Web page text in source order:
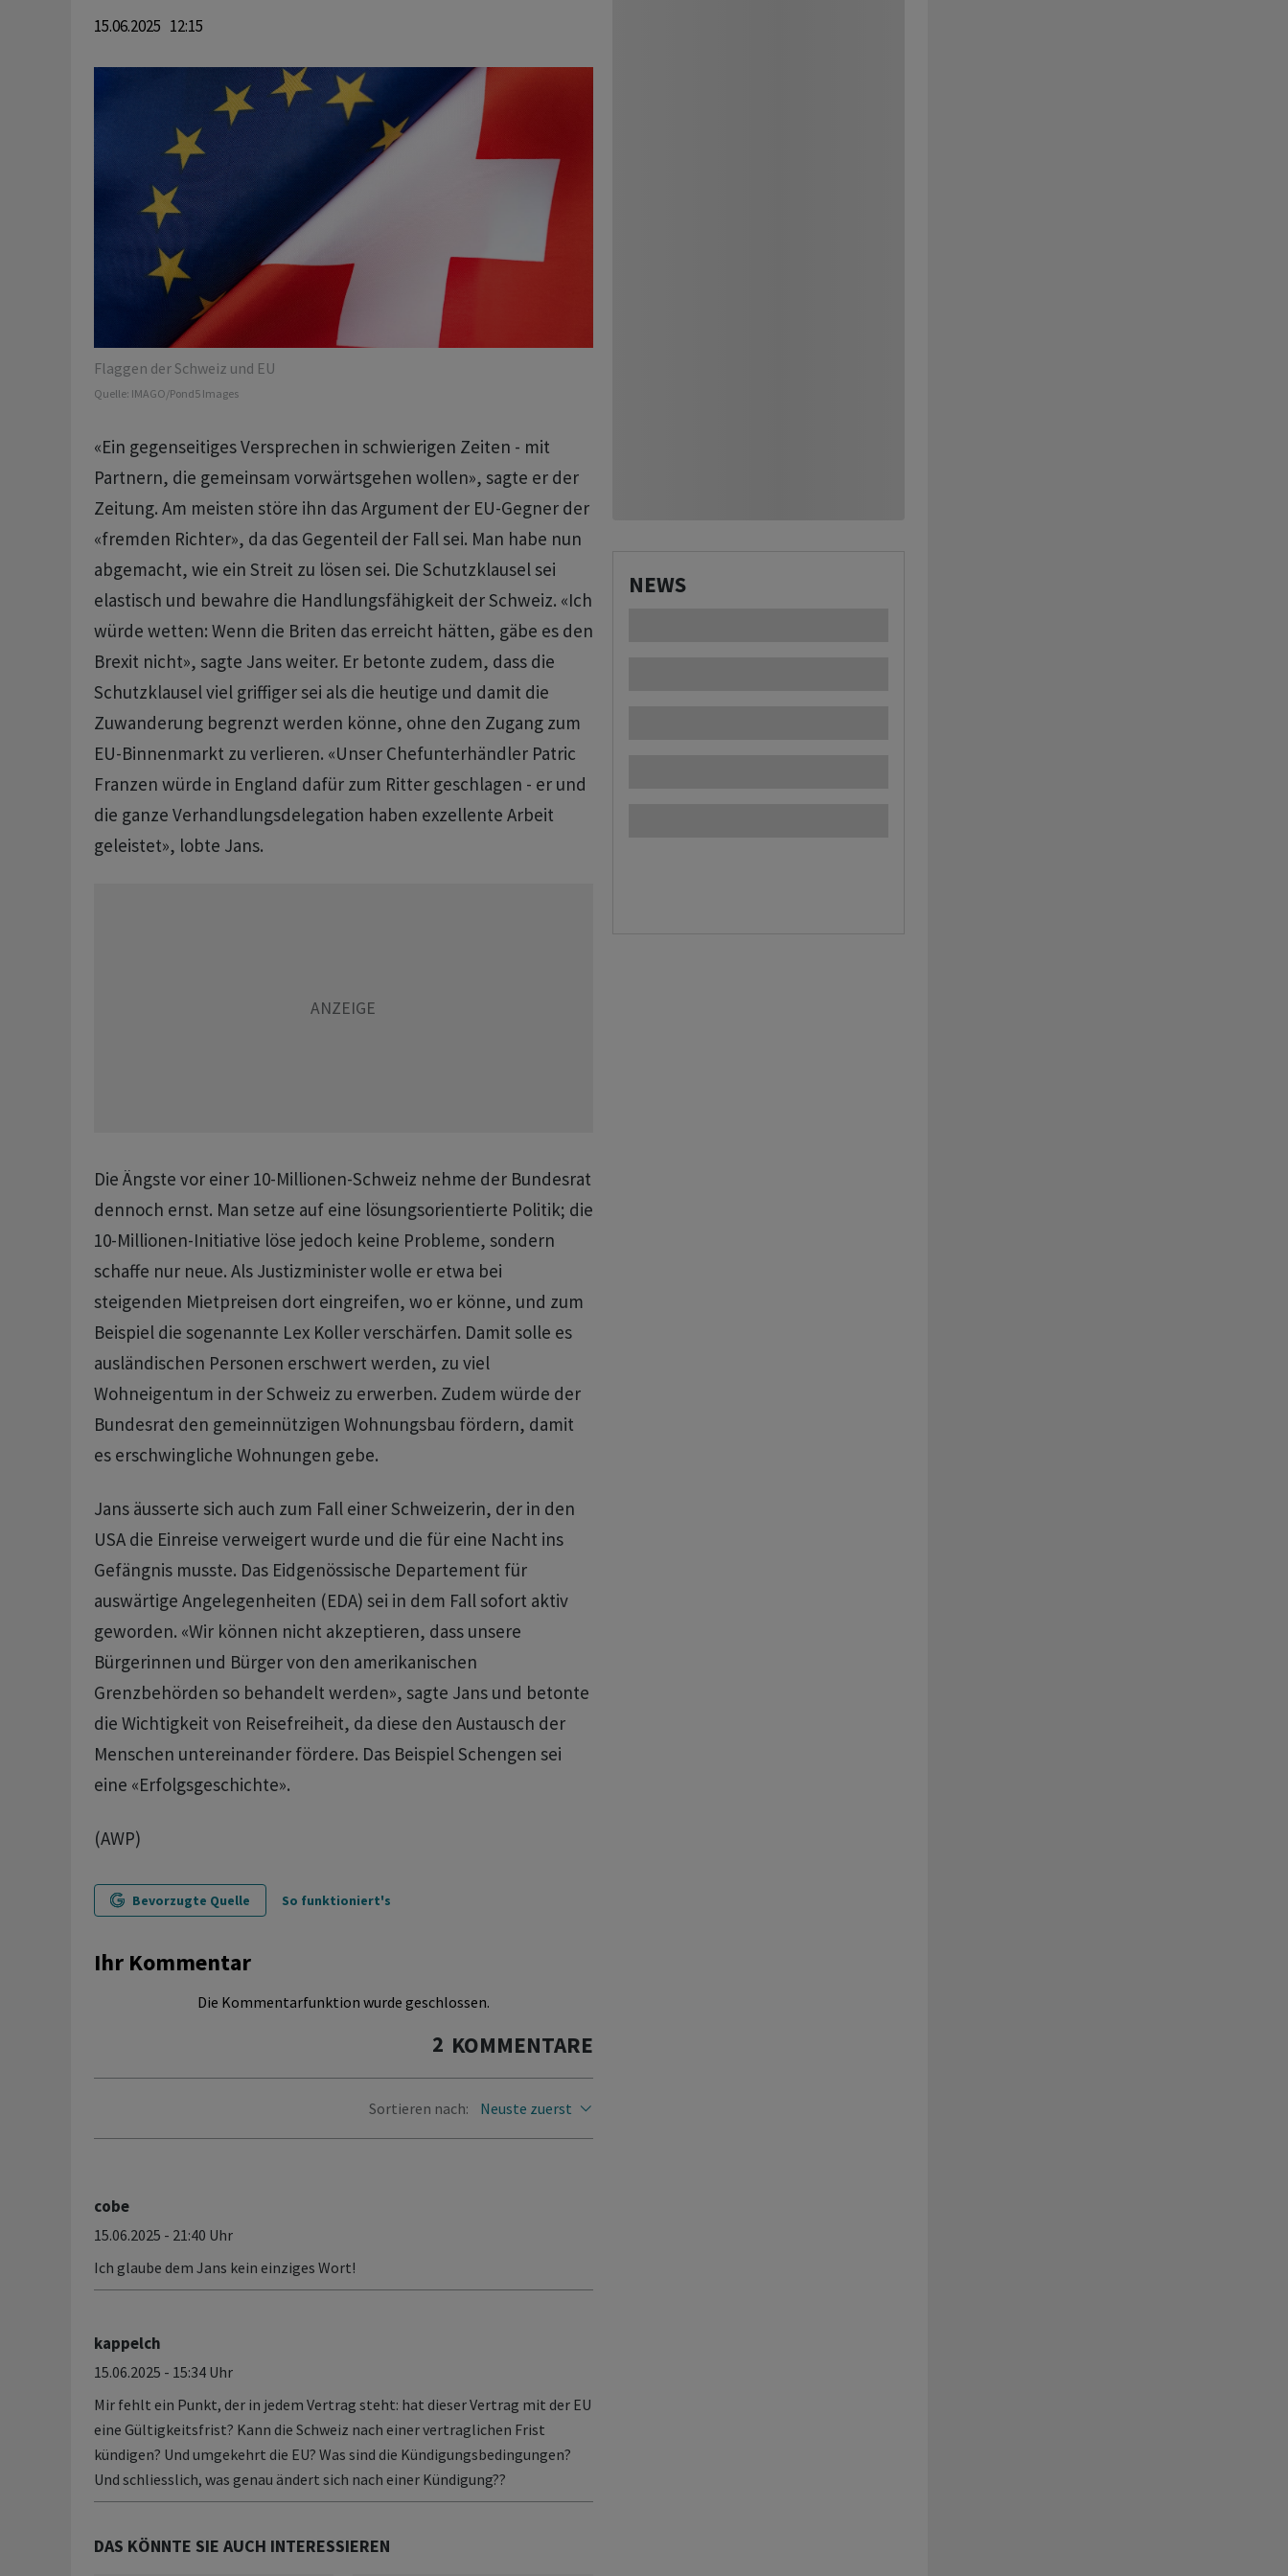
15.06.2025 12:15
Flaggen der Schweiz und EU
Quelle: IMAGO/Pond5 Images
«Ein gegenseitiges Versprechen in schwierigen Zeiten - mit
Partnern, die gemeinsam vorwärtsgehen wollen», sagte er der
Zeitung. Am meisten störe ihn das Argument der EU-Gegner der
«fremden Richter», da das Gegenteil der Fall sei. Man habe nun
abgemacht, wie ein Streit zu lösen sei. Die Schutzklausel sei
elastisch und bewahre die Handlungsfähigkeit der Schweiz. «Ich
würde wetten: Wenn die Briten das erreicht hätten, gäbe es den
Brexit nicht», sagte Jans weiter. Er betonte zudem, dass die
Schutzklausel viel griffiger sei als die heutige und damit die
Zuwanderung begrenzt werden könne, ohne den Zugang zum
EU-Binnenmarkt zu verlieren. «Unser Chefunterhändler Patric
Franzen würde in England dafür zum Ritter geschlagen - er und
die ganze Verhandlungsdelegation haben exzellente Arbeit
geleistet», lobte Jans.
Die Ängste vor einer 10-Millionen-Schweiz nehme der Bundesrat
dennoch ernst. Man setze auf eine lösungsorientierte Politik; die
10-Millionen-Initiative löse jedoch keine Probleme, sondern
schaffe nur neue. Als Justizminister wolle er etwa bei
steigenden Mietpreisen dort eingreifen, wo er könne, und zum
Beispiel die sogenannte Lex Koller verschärfen. Damit solle es
ausländischen Personen erschwert werden, zu viel
Wohneigentum in der Schweiz zu erwerben. Zudem würde der
Bundesrat den gemeinnützigen Wohnungsbau fördern, damit
es erschwingliche Wohnungen gebe.
Jans äusserte sich auch zum Fall einer Schweizerin, der in den
USA die Einreise verweigert wurde und die für eine Nacht ins
Gefängnis musste. Das Eidgenössische Departement für
auswärtige Angelegenheiten (EDA) sei in dem Fall sofort aktiv
geworden. «Wir können nicht akzeptieren, dass unsere
Bürgerinnen und Bürger von den amerikanischen
Grenzbehörden so behandelt werden», sagte Jans und betonte
die Wichtigkeit von Reisefreiheit, da diese den Austausch der
Menschen untereinander fördere. Das Beispiel Schengen sei
eine «Erfolgsgeschichte».
(AWP)
Bevorzugte Quelle So funktioniert's
Ihr Kommentar
Die Kommentarfunktion wurde geschlossen.
2 KOMMENTARE
Sortieren nach: Neuste zuerst
cobe
15.06.2025 - 21:40 Uhr
Ich glaube dem Jans kein einziges Wort!
kappelch
15.06.2025 - 15:34 Uhr
Mir fehlt ein Punkt, der in jedem Vertrag steht: hat dieser Vertrag mit der EU
eine Gültigkeitsfrist? Kann die Schweiz nach einer vertraglichen Frist
kündigen? Und umgekehrt die EU? Was sind die Kündigungsbedingungen?
Und schliesslich, was genau ändert sich nach einer Kündigung??
DAS KÖNNTE SIE AUCH INTERESSIEREN
NEWS